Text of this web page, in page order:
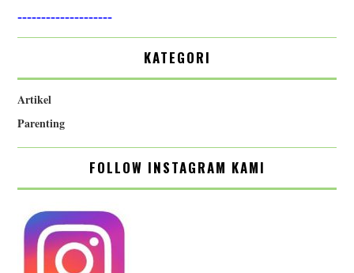
--------------------
KATEGORI
Artikel
Parenting
FOLLOW INSTAGRAM KAMI